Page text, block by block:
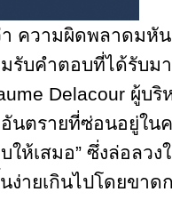
า ความผิดพลาดมหั
รับคำตอบที่ได้รับม
Delacour ผู้บริ
นตรายที่ซ่อนอยู่ใน
ห้เสมอ” ซึ่งล่อลวงใ
ง่ายเกินไปโดยขาด